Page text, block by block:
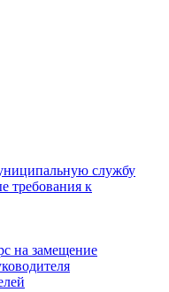
службу
требования к
на замещение